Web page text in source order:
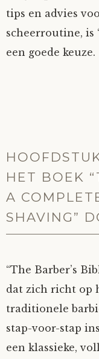
tips en advies
scheerroutine, is
een goede keuze.
HET BOEK
A
SHAVING”
“The Barber’s
dat zich richt op
traditionele
stap-voor-stap
een klassieke,